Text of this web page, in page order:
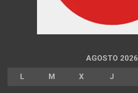
AGOSTO 2026
L M X J